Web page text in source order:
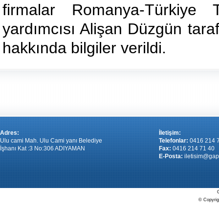
firmalar Romanya-
yardımcısı Alişan Düzgün
hakkında bilgiler verildi.
Adres:
Ulu cami Mah. Ulu Cami yanı Belediye
İşhanı Kat :3 No:306 ADIYAMAN
İletişim:
Telefonlar: 0416 214
Fax: 0416 214 71 40
E-Posta:
©